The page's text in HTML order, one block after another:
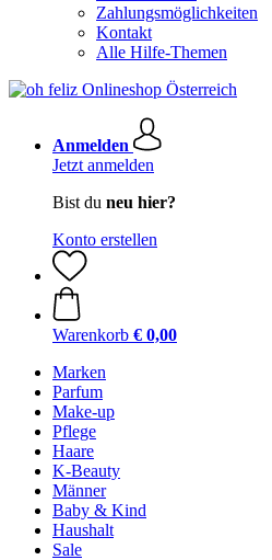
Zahlungsmöglichkeiten
Kontakt
Alle Hilfe-Themen
Anmelden
Jetzt anmelden
Bist du neu hier?
Konto erstellen
Warenkorb € 0,00
Marken
Parfum
Make-up
Pflege
Haare
K-Beauty
Männer
Baby & Kind
Haushalt
Sale